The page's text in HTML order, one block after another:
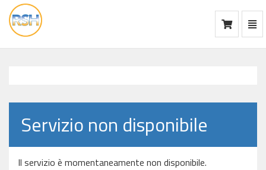
vai
alla
Servizio non disponibile
Il servizio è momentaneamente non disponibile.